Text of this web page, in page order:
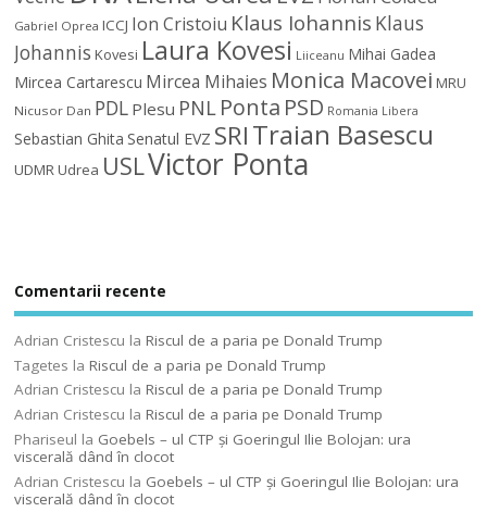
Gabriel Oprea ICCJ Ion Cristoiu Klaus Iohannis Klaus
Johannis Kovesi Laura Kovesi Liiceanu Mihai Gadea
Mircea Cartarescu Mircea Mihaies Monica Macovei MRU
Nicusor Dan PDL Plesu PNL Ponta PSD Romania Libera
Sebastian Ghita Senatul EVZ SRITraian Basescu
UDMRUdrea USLVictor Ponta
Comentarii recente
Adrian Cristescu laRiscul de a paria pe Donald Trump
Tagetes laRiscul de a paria pe Donald Trump
Adrian Cristescu laRiscul de a paria pe Donald Trump
Adrian Cristescu laRiscul de a paria pe Donald Trump
Phariseul la Goebels – ul CTP şi Goeringul Ilie Bolojan: ura
viscerală dând în clocot
Adrian Cristescu la Goebels – ul CTP şi Goeringul Ilie Bolojan: ura
viscerală dând în clocot